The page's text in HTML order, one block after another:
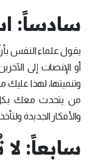
سادساً:
يقول علماء النفس
أو الإنصات إلى
وتنميتها، لهذا
من يتحدث معك
والأفكار الجديدة
سابعاً: لا